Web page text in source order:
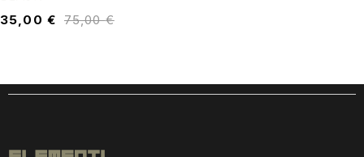
75,00€
35,00 €